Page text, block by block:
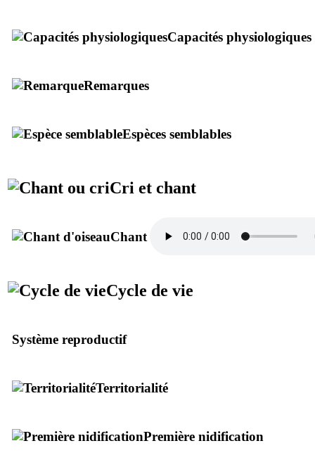
Capacités physiologiques
Remarques
Espèces semblables
Cri et chant
Chant
Cycle de vie
Système reproductif
Territorialité
Première nidification